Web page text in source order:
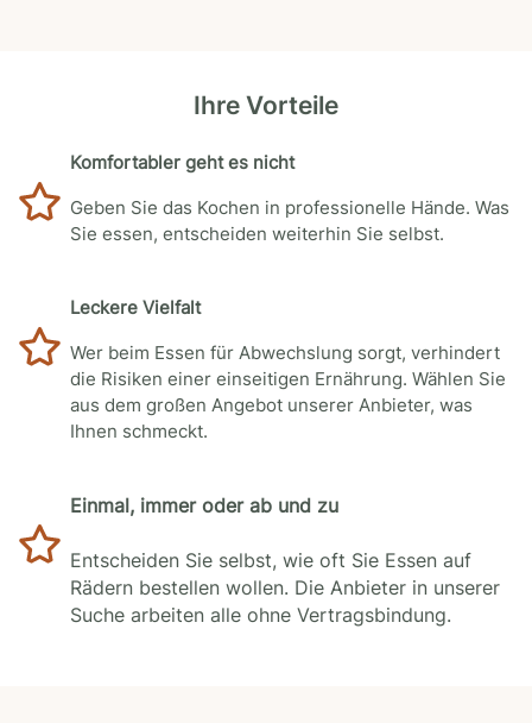
Ihre Vorteile
Komfortabler geht es nicht
Geben Sie das Kochen in professionelle Hände. Was
Sie essen, entscheiden weiterhin Sie selbst.
Leckere Vielfalt
Wer beim Essen für Abwechslung sorgt, verhindert
die Risiken einer einseitigen Ernährung. Wählen Sie
aus dem großen Angebot unserer Anbieter, was
Ihnen schmeckt.
Einmal, immer oder ab und zu
Entscheiden Sie selbst, wie oft Sie Essen auf
Rädern bestellen wollen. Die Anbieter in unserer
Suche arbeiten alle ohne Vertragsbindung.